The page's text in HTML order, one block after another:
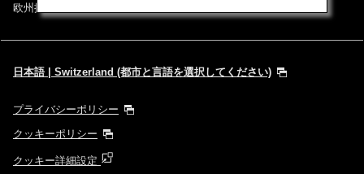
欧州採用情報
日本語 | Switzerland (都市と言語を選択してください)
プライバシーポリシー
クッキーポリシー
クッキー詳細設定